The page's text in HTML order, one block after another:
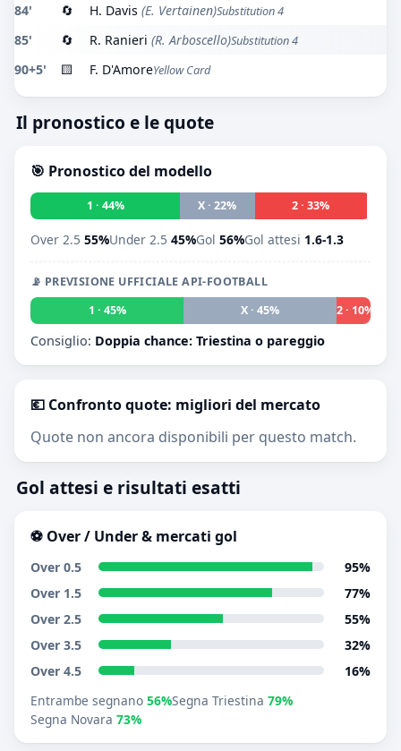
84' 🔄 H. Davis (E. Vertainen)Substitution 4
85' 🔄 R. Ranieri (R. Arboscello)Substitution 4
90+5' 🟨 F. D'AmoreYellow Card
Il pronostico e le quote
🎯 Pronostico del modello
1 · 44% X · 22% 2 · 33%
Over 2.5 55%Under 2.5 45%Gol 56%Gol attesi 1.6-1.3
📡 PREVISIONE UFFICIALE API-FOOTBALL
1 · 45%
X · 45% 2 · 10%
Consiglio: Doppia chance: Triestina o pareggio
💶 Confronto quote: migliori del mercato
Quote non ancora disponibili per questo match.
Gol attesi e risultati esatti
⚽ Over / Under & mercati gol
Over 0.5
95%
Over 1.5
77%
Over 2.5
55%
Over 3.5
32%
Over 4.5
16%
Entrambe segnano 56%Segna Triestina 79%
Segna Novara 73%